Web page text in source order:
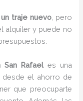
traje nuevo, pero
alquiler y puede no
Rafaeles una
desde el ahorro de
que preocuparte